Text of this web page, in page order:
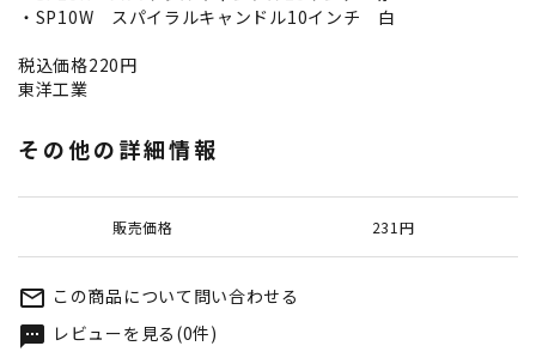
・SP10W スパイラルキャンドル10インチ 白
税込価格220円
東洋工業
その他の詳細情報
販売価格 231円
mail_outline この商品について問い合わせる
textsms レビューを見る(0件)